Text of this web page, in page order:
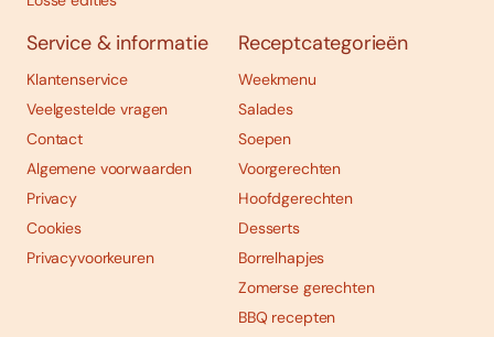
Service & informatie
Klantenservice
Veelgestelde vragen
Contact
Algemene voorwaarden
Privacy
Cookies
Privacyvoorkeuren
Receptcategorieën
Weekmenu
Salades
Soepen
Voorgerechten
Hoofdgerechten
Desserts
Borrelhapjes
Zomerse gerechten
BBQ recepten